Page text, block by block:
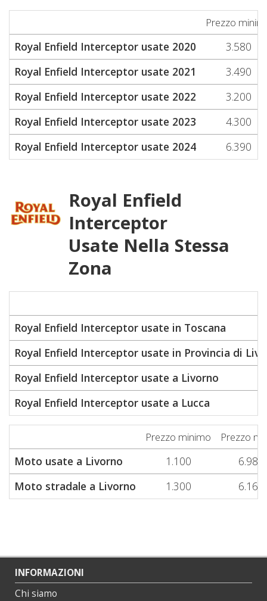
Prezzo
Royal Enfield Interceptor usate 2020
3.580
Royal Enfield Interceptor usate 2021
3.490
Royal Enfield Interceptor usate 2022
3.200
Royal Enfield Interceptor usate 2023
4.300
Royal Enfield Interceptor usate 2024
6.390
Royal Enfield
Interceptor
Usate Nella Stessa
Zona
Royal Enfield Interceptor usate in Toscana
Royal Enfield Interceptor usate in Provincia di
Royal Enfield Interceptor usate a Livorno
Royal Enfield Interceptor usate a Lucca
Prezzo minimo Prezzo
Moto usate a Livorno 1.100
6.980
Moto stradale a Livorno
1.300 6.160
INFORMAZIONI
Chi siamo